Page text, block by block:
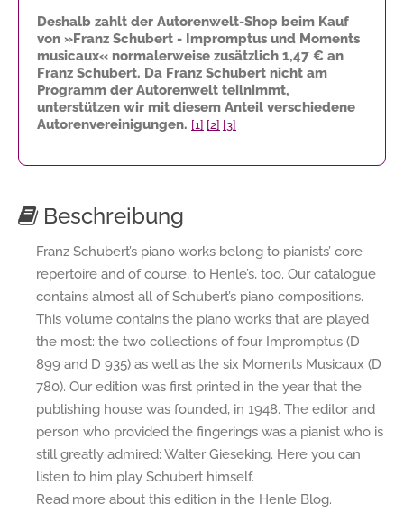
Deshalb zahlt der Autorenwelt-Shop beim Kauf
von »Franz Schubert - Impromptus und Moments
musicaux« normalerweise zusätzlich 1,47 € an
Franz Schubert. Da Franz Schubert nicht am
Programm der Autorenwelt teilnimmt,
unterstützen wir mit diesem Anteil verschiedene
Autorenvereinigungen. [1] [2] [3]
Beschreibung
Franz Schubert’s piano works belong to pianists’ core
repertoire and of course, to Henle’s, too. Our catalogue
contains almost all of Schubert’s piano compositions.
This volume contains the piano works that are played
the most: the two collections of four Impromptus (D
899 and D 935) as well as the six Moments Musicaux (D
780). Our edition was first printed in the year that the
publishing house was founded, in 1948. The editor and
person who provided the fingerings was a pianist who is
still greatly admired: Walter Gieseking. Here you can
listen to him play Schubert himself.
Read more about this edition in the Henle Blog.